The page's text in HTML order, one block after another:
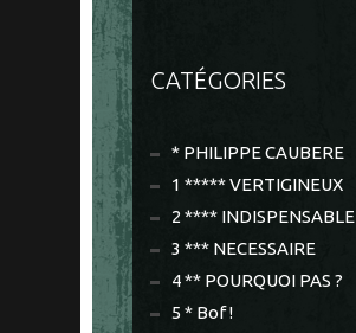
CATÉGORIES
* PHILIPPE CAUBERE
1 ***** VERTIGINEUX
2 **** INDISPENSABLE
3 *** NECESSAIRE
4 ** POURQUOI PAS ?
5 * Bof !